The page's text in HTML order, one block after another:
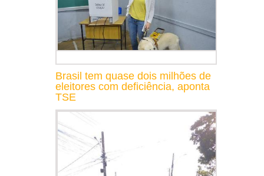
Brasil tem quase dois milhões de
eleitores com deficiência, aponta
TSE